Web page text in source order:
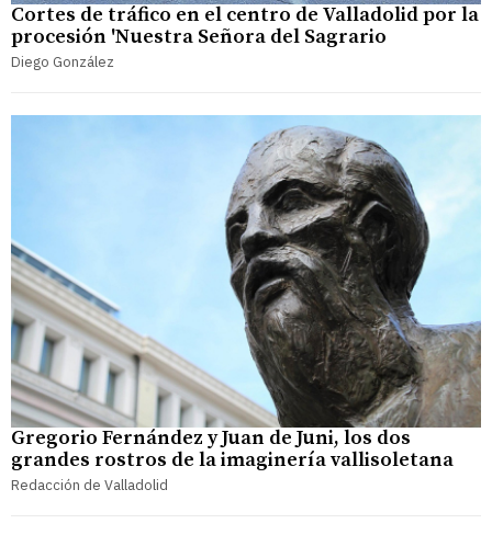
Cortes de tráfico en el centro de Valladolid por la
procesión 'Nuestra Señora del Sagrario
Diego González
Gregorio Fernández y Juan de Juni, los dos
grandes rostros de la imaginería vallisoletana
Redacción de Valladolid